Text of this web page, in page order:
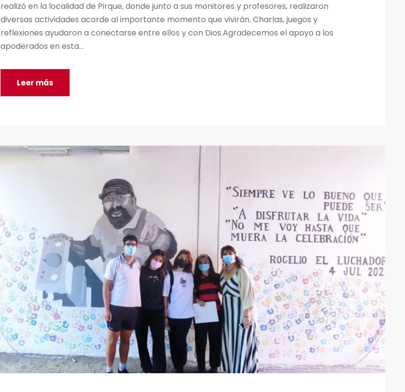
realizó en la localidad de Pirque, donde junto a sus monitores y profesores, realizaron
diversas actividades acorde al importante momento que vivirán. Charlas, juegos y
reflexiones ayudaron a conectarse entre ellos y con Dios.Agradecemos el apoyo a los
apoderados en esta...
Leer más